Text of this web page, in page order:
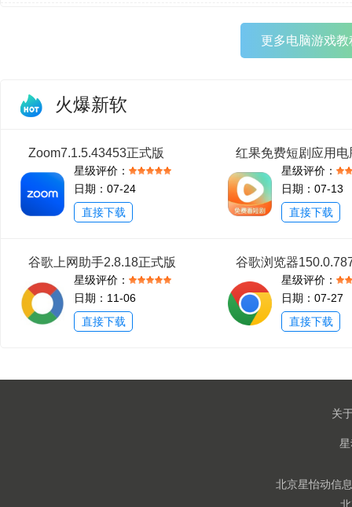
更多电脑游戏教
火爆新软
Zoom7.1.5.43453正式版
星级评价：
日期：07-24
直接下载
星级评价：
日期：07-13
直接下载
谷歌上网助手2.8.18正式版
星级评价：
日期：11-06
直接下载
星级评价：
日期：07-27
直接下载
关
北京星怡动信